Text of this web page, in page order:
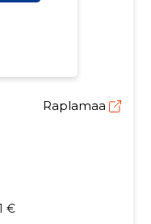
Raplamaa
€